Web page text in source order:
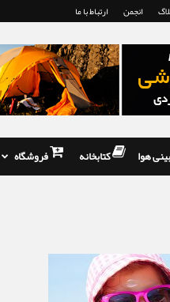
انجمن ارتباط با ما
هوا کتابخانه فروشگاه